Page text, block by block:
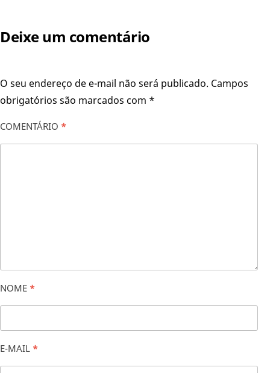
Deixe um comentário
O seu endereço de e-mail não será publicado. Campos
obrigatórios são marcados com *
COMENTÁRIO *
NOME *
E-MAIL *